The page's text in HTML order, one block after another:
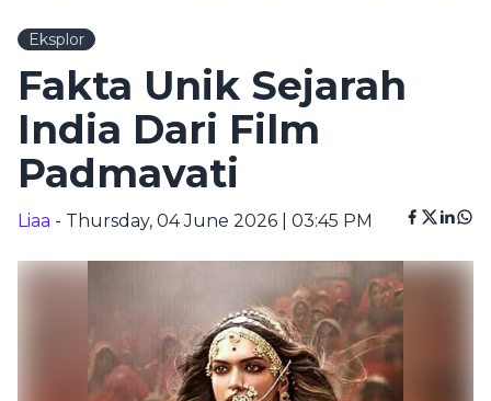
Eksplor
Fakta Unik Sejarah
India Dari Film
Padmavati
Liaa - Thursday, 04 June 2026 | 03:45 PM